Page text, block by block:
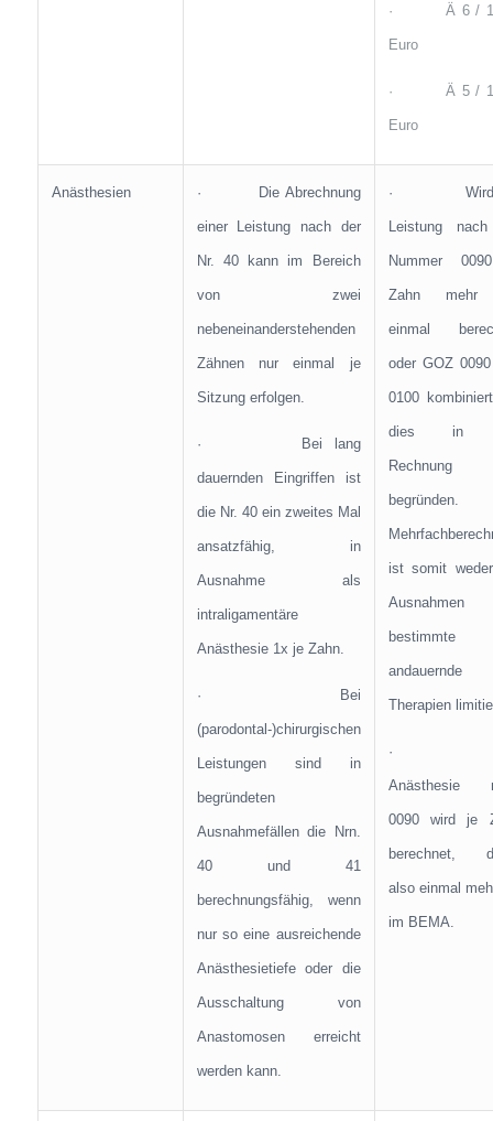
· Ä 6 /
Euro
· Ä 5 /
Euro
Anästhesien · Die Abrechnung
einer Leistung nach der
Nr. 40 kann im Bereich
von zwei
nebeneinanderstehenden
Zähnen nur einmal je
Sitzung erfolgen.
· Bei lang
dauernden Eingriffen ist
die Nr. 40 ein zweites Mal
ansatzfähig, in
Ausnahme als
intraligamentäre
Anästhesie 1x je Zahn.
· Bei
(parodontal-)chirurgischen
Leistungen sind in
begründeten
Ausnahmefällen die Nrn.
40 und 41
berechnungsfähig, wenn
nur so eine ausreichende
Anästhesietiefe oder die
Ausschaltung von
Anastomosen erreicht
werden kann.
· Wird
Leistung
Nummer
Zahn mehr
einmal
oder GOZ
0100
dies in
begründen.
ist somit
Ausnahmen
bestimmte
andauernde
Therapien
·
Anästhesie
0090 wird je
berechnet,
also einmal
im BEMA.